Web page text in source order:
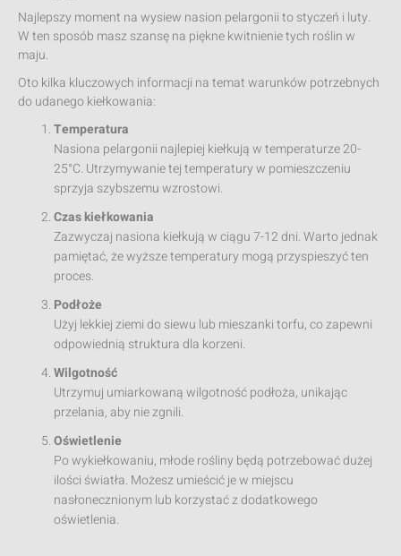
Najlepszy moment na wysiew nasion pelargonii to styczeń i luty.
W ten sposób masz szansę na piękne kwitnienie tych roślin w
maju.
Oto kilka kluczowych informacji na temat warunków potrzebnych
do udanego kiełkowania:
Temperatura
Nasiona pelargonii najlepiej kiełkują w temperaturze 20-
25°C. Utrzymywanie tej temperatury w pomieszczeniu
sprzyja szybszemu wzrostowi.
Czas kiełkowania
Zazwyczaj nasiona kiełkują w ciągu 7-12 dni. Warto jednak
pamiętać, że wyższe temperatury mogą przyspieszyć ten
proces.
Podłoże
Użyj lekkiej ziemi do siewu lub mieszanki torfu, co zapewni
odpowiednią struktura dla korzeni.
Wilgotność
Utrzymuj umiarkowaną wilgotność podłoża, unikając
przelania, aby nie zgnili.
Oświetlenie
Po wykiełkowaniu, młode rośliny będą potrzebować dużej
ilości światła. Możesz umieścić je w miejscu
nasłonecznionym lub korzystać z dodatkowego
oświetlenia.